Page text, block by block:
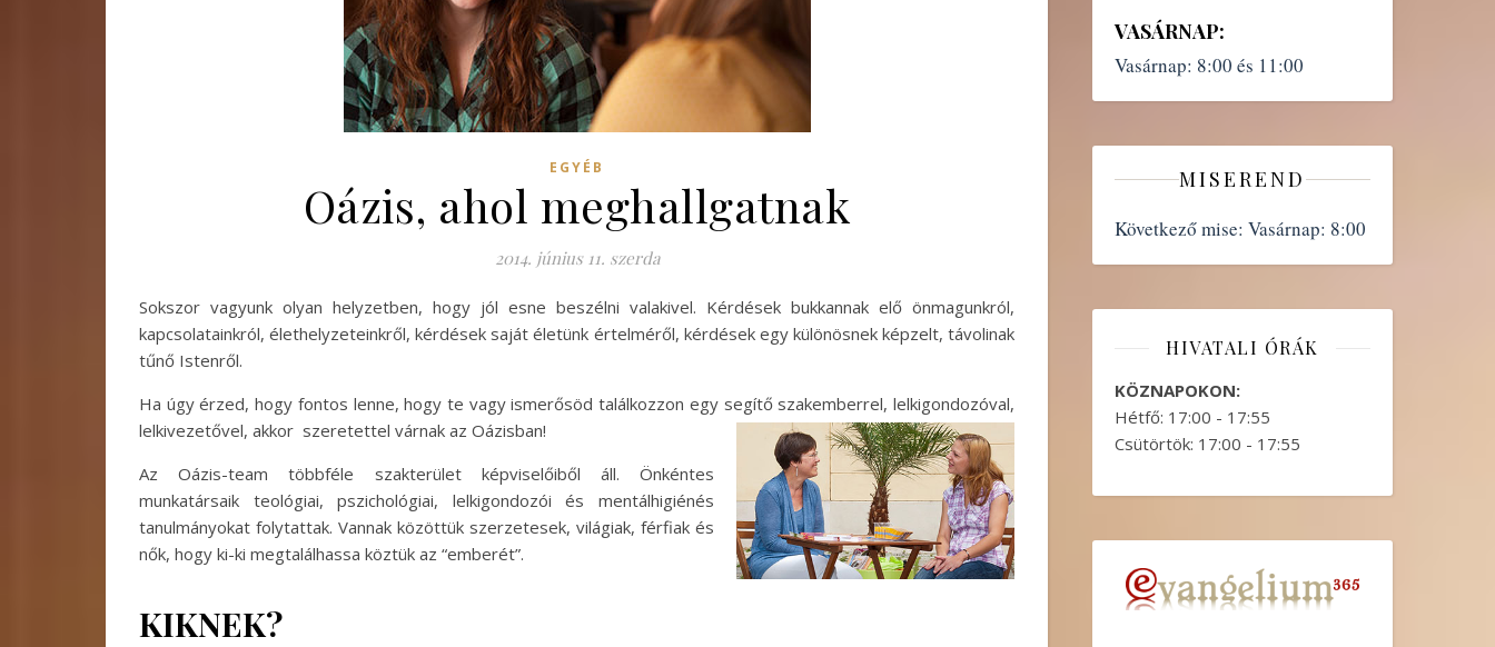
EGYÉB
Oázis, ahol meghallgatnak
2014. június 11. szerda
Sokszor vagyunk olyan helyzetben, hogy jól esne beszélni valakivel. Kérdések bukkannak elő önmagunkról,
kapcsolatainkról, élethelyzeteinkről, kérdések saját életünk értelméről, kérdések egy különösnek képzelt, távolinak
tűnő Istenről.
Ha úgy érzed, hogy fontos lenne, hogy te vagy ismerősöd találkozzon egy segítő szakemberrel, lelkigondozóval,
lelkivezetővel, akkor szeretettel várnak az Oázisban!
Az Oázis-team többféle szakterület képviselőiből áll. Önkéntes
munkatársaik teológiai, pszichológiai, lelkigondozói és mentálhigiénés
tanulmányokat folytattak. Vannak közöttük szerzetesek, világiak, férfiak és
nők, hogy ki-ki megtalálhassa köztük az “emberét”.
KIKNEK?
VASÁRNAP:
Vasárnap: 8:00 és 11:00
MISEREND
Következő mise: Vasárnap: 8:00
HIVATALI ÓRÁK
KÖZNAPOKON:
Hétfő: 17:00 - 17:55
Csütörtök: 17:00 - 17:55